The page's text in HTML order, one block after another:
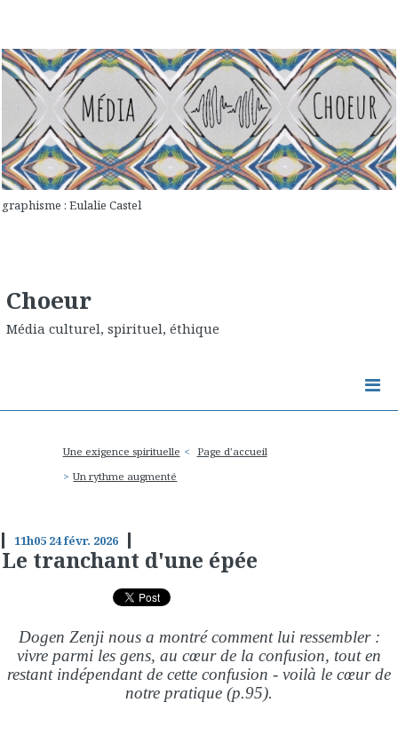
graphisme : Eulalie Castel
Choeur
Média culturel, spirituel, éthique
Une exigence spirituelle
Page d'accueil
Un rythme augmenté
11h05 24févr. 2026
Le tranchant d'une épée
Dogen Zenji nous a montré comment lui ressembler :
vivre parmi les gens, au cœur de la confusion, tout en
restant indépendant de cette confusion - voilà le cœur de
notre pratique (p.95).